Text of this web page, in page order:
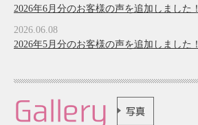
2026年6月分のお客様の声を追加しました！
2026.06.08
2026年5月分のお客様の声を追加しました！
Gallery 写真